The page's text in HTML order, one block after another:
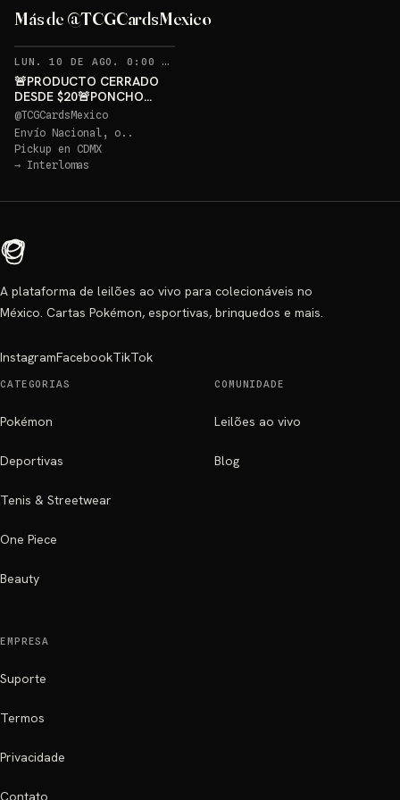
Más de @TCGCardsMexico
Sorteo: PONCHO PIKACHU PSA 10 GRATIS→
LUN. 10 DE AGO. 0:00 AM
🚨PRODUCTO CERRADO
DESDE $20🚨PONCHO
PIKACHU PSA 10 GRATIS
@TCGCardsMexico
Envío Nacional, o..
Pickup en CDMX
→ Interlomas
A plataforma de leilões ao vivo para colecionáveis no
México. Cartas Pokémon, esportivas, brinquedos e mais.
InstagramFacebookTikTok
CATEGORIAS
Pokémon
Deportivas
Tenis & Streetwear
One Piece
Beauty
COMUNIDADE
Leilões ao vivo
Blog
EMPRESA
Suporte
Termos
Privacidade
Contato